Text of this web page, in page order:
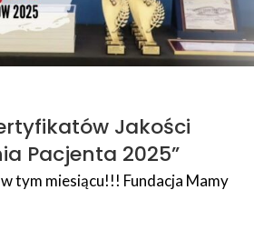
Jakości
Pacjenta 2025”
tym miesiącu!!! Fundacja Mamy